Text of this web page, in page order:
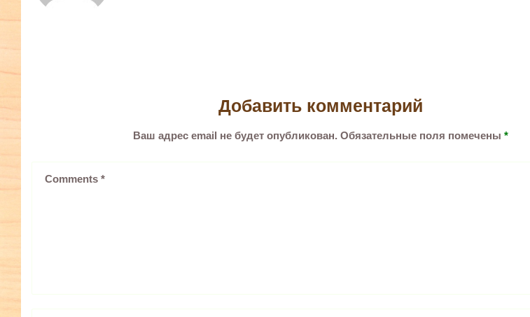
Добавить комментарий
Ваш адрес email не будет опубликован. Обязательные поля помечены *